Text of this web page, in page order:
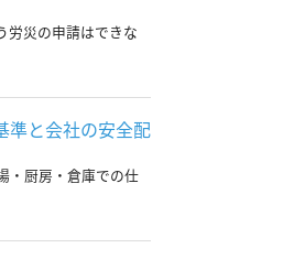
労災の申請はできな
準と会社の安全配
・厨房・倉庫での仕